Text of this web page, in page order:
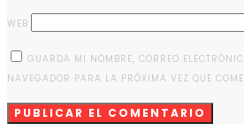
WEB
GUARDA MI NOMBRE, CORREO
NAVEGADOR PARA LA PRÓXIMA VEZ QUE